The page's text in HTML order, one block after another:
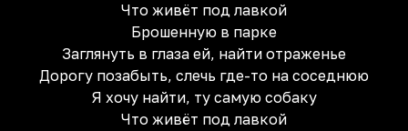
Что живёт под лавкой
Брошенную в парке
Заглянуть в глаза ей, найти отраженье
Дорогу позабыть, слечь где-то на соседнюю
Я хочу найти, ту самую собаку
Что живёт под лавкой